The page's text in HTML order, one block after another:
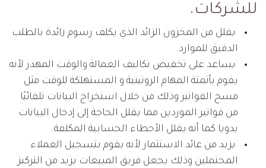
للشركات.
يقلل من المخزون الزائد الذي يكلف رسوم زائدة بالطلب
الدقيق للموارد.
يساعد على تخفيض تكاليف العمالة والوقت المهدر لأنه
يقوم بأتمتة المهام الروتينية و المستهلكة للوقت مثل
مسح الفواتير وذلك من خلال استخراج البيانات تلقائيًا
من فواتير الموردين مما يقلل الحاجة إلى إدخال البيانات
يدويا كما أنه يقلل الأخطاء الحسابية المكلفة.
يزيد من عائد الاستثمار لأنه يقوم بتسجيل العملاء
المحتملين وذلك يجعل فريق المبيعات يزيد من التركيز